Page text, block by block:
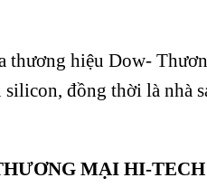
thương hiệu Dow-
đồng thời là nhà
MẠI HI-